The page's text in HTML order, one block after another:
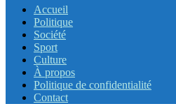
Accueil
Politique
Société
Sport
Culture
À propos
Politique de confidentialité
Contact